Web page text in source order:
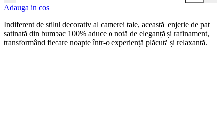
Adauga in cos
Indiferent de stilul decorativ al camerei tale, această lenjerie de pat
satinată din bumbac 100% aduce o notă de eleganță și rafinament,
transformând fiecare noapte într-o experiență plăcută și relaxantă.